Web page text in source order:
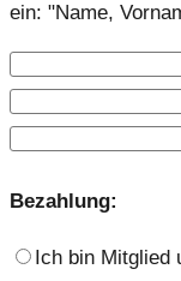
ein: "Name,
Bezahlung:
Ich bin Mitglied